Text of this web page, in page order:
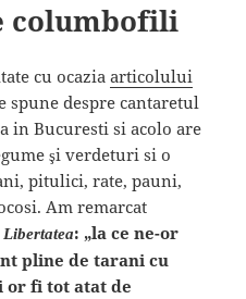
columbofili
cu ocaziaarticolului
spune despre cantaretul
in Bucuresti si acolo are
şi verdeturi si o
pitulici, rate, pauni,
Am remarcat
: „la ce ne-or
pline de tarani cu
or fi tot atat de